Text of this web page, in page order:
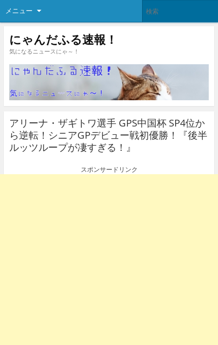
メニュー
にゃんだふる速報！
気になるニュースにゃ～！
アリーナ・ザギトワ選手 GPS中国杯 SP4位か
ら逆転！シニアGPデビュー戦初優勝！『後半
ルッツループが凄すぎる！』
スポンサードリンク